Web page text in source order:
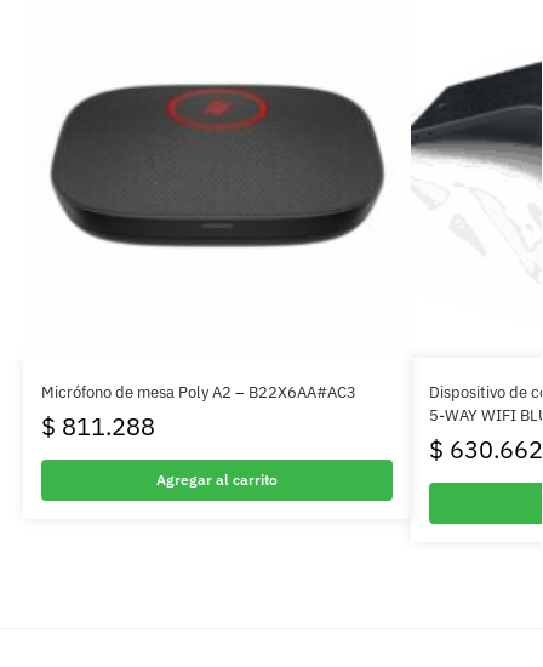
Micrófono de mesa Poly A2 – B22X6AA#AC3
$ 811.288
Agregar al carrito
Dispositivo de
5-WAY WIFI
$ 630.662